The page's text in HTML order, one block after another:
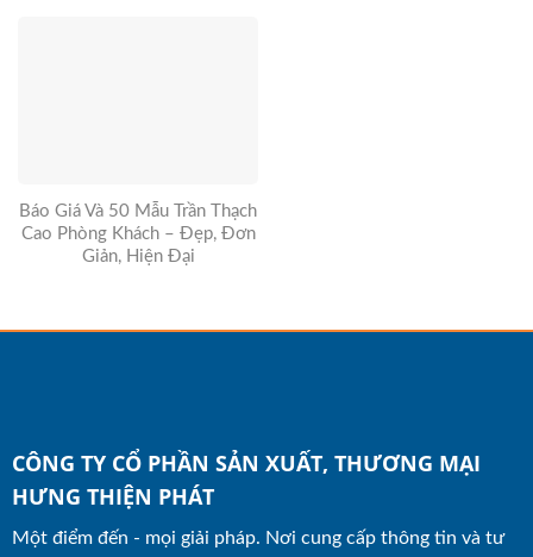
Báo Giá Và 50 Mẫu Trần Thạch
Cao Phòng Khách – Đẹp, Đơn
Giản, Hiện Đại
CÔNG TY CỔ PHẦN SẢN XUẤT, THƯƠNG MẠI
HƯNG THIỆN PHÁT
Một điểm đến - mọi giải pháp. Nơi cung cấp thông tin và tư